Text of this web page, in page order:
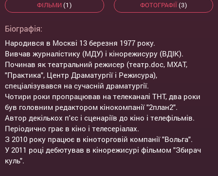
ФІЛЬМИ (1) ФОТОГРАФІЇ(3)
Біографія:
Народився в Москві 13 березня 1977 року.
Вивчав журналістику (МДУ) і кінорежисуру (ВДІК).
Починав як театральний режисер (театр.doc, МХАТ,
"Практика", Центр Драматургії і Режисура),
спеціалізувався на сучасній драматургії.
Чотири роки пропрацював на телеканалі ТНТ, два роки
був головним редактором кінокомпанії "2план2".
Автор декількох п'єс і сценаріїв до кіно і телефільмів.
Періодично грає в кіно і телесеріалах.
З 2010 року працює в кіноторговій компанії "Вольга".
У 2011 році дебютував в кінорежисурі фільмом "Збирач
куль".